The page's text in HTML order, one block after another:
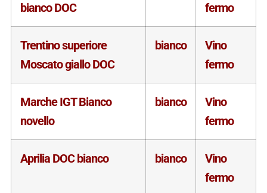
bianco DOC
fermo
Trentino superiore
Moscato giallo DOC
bianco
Vino
fermo
Marche IGT Bianco
novello
bianco
Vino
fermo
Aprilia DOC bianco bianco
Vino
fermo